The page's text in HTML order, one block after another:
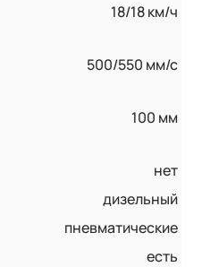
18/18 км/ч
500/550 мм/с
100 мм
нет
дизельный
пневматические
есть